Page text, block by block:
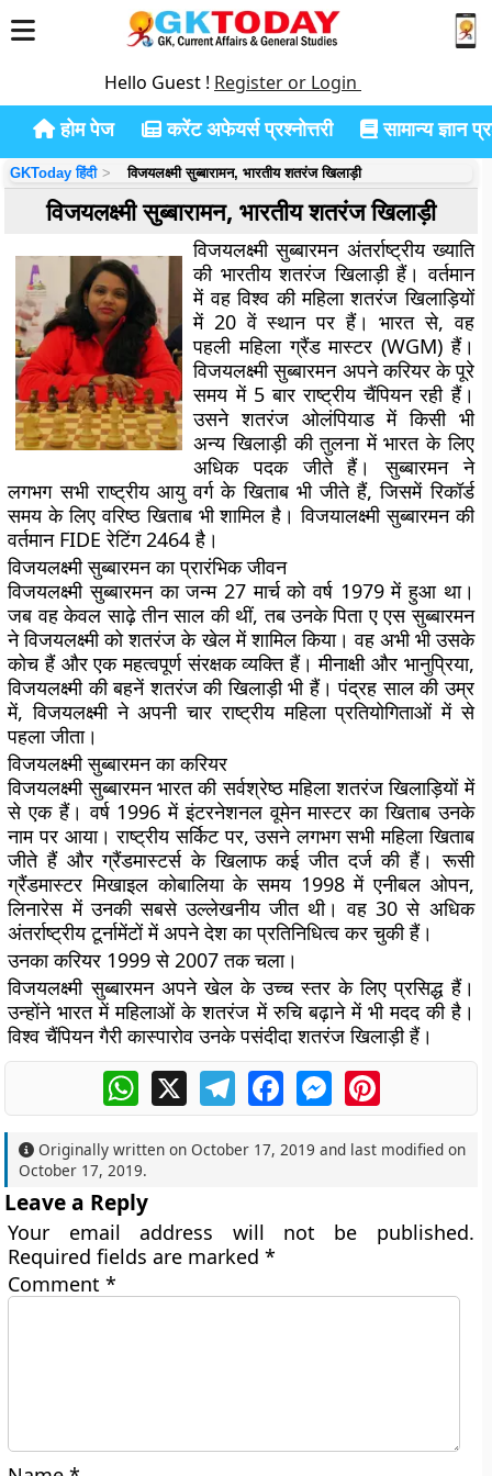
Hello Guest ! Register or Login
होम पेज करेंट अफेयर्स प्रश्नोत्तरी सामान्य ज्ञान
GKToday हिंदी विजयलक्ष्मी सुब्बारामन, भारतीय शतरंज खिलाड़ी
विजयलक्ष्मी सुब्बारामन, भारतीय शतरंज खिलाड़ी
विजयलक्ष्मी सुब्बारमन अंतर्राष्ट्रीय ख्याति
की भारतीय शतरंज खिलाड़ी हैं। वर्तमान
में वह विश्व की महिला शतरंज खिलाड़ियों
में 20 वें स्थान पर हैं। भारत से, वह
पहली महिला ग्रैंड मास्टर (WGM) हैं।
विजयलक्ष्मी सुब्बारमन अपने करियर के पूरे
समय में 5 बार राष्ट्रीय चैंपियन रही हैं।
उसने शतरंज ओलंपियाड में किसी भी
अन्य खिलाड़ी की तुलना में भारत के लिए
अधिक पदक जीते हैं। सुब्बारमन ने
लगभग सभी राष्ट्रीय आयु वर्ग के खिताब भी जीते हैं, जिसमें रिकॉर्ड
समय के लिए वरिष्ठ खिताब भी शामिल है। विजयालक्ष्मी सुब्बारमन की
वर्तमान FIDE रेटिंग 2464 है।
विजयलक्ष्मी सुब्बारमन का प्रारंभिक जीवन
विजयलक्ष्मी सुब्बारमन का जन्म 27 मार्च को वर्ष 1979 में हुआ था।
जब वह केवल साढ़े तीन साल की थीं, तब उनके पिता ए एस सुब्बारमन
ने विजयलक्ष्मी को शतरंज के खेल में शामिल किया। वह अभी भी उसके
कोच हैं और एक महत्वपूर्ण संरक्षक व्यक्ति हैं। मीनाक्षी और भानुप्रिया,
विजयलक्ष्मी की बहनें शतरंज की खिलाड़ी भी हैं। पंद्रह साल की उम्र
में, विजयलक्ष्मी ने अपनी चार राष्ट्रीय महिला प्रतियोगिताओं में से
पहला जीता।
विजयलक्ष्मी सुब्बारमन का करियर
विजयलक्ष्मी सुब्बारमन भारत की सर्वश्रेष्ठ महिला शतरंज खिलाड़ियों में
से एक हैं। वर्ष 1996 में इंटरनेशनल वूमेन मास्टर का खिताब उनके
नाम पर आया। राष्ट्रीय सर्किट पर, उसने लगभग सभी महिला खिताब
जीते हैं और ग्रैंडमास्टर्स के खिलाफ कई जीत दर्ज की हैं। रूसी
ग्रैंडमास्टर मिखाइल कोबालिया के समय 1998 में एनीबल ओपन,
लिनारेस में उनकी सबसे उल्लेखनीय जीत थी। वह 30 से अधिक
अंतर्राष्ट्रीय टूर्नामेंटों में अपने देश का प्रतिनिधित्व कर चुकी हैं।
उनका करियर 1999 से 2007 तक चला।
विजयलक्ष्मी सुब्बारमन अपने खेल के उच्च स्तर के लिए प्रसिद्ध हैं।
उन्होंने भारत में महिलाओं के शतरंज में रुचि बढ़ाने में भी मदद की है।
विश्व चैंपियन गैरी कास्पारोव उनके पसंदीदा शतरंज खिलाड़ी हैं।
WhatsApp
X TelegramFacebookMessengerPinterest
Originally written onOctober 17, 2019 and last modified on
October 17, 2019.
Leave a Reply
Your email address will not be published.
Required fields are marked*
Comment*